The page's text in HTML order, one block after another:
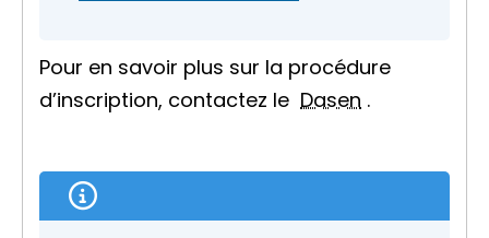
Pour en savoir plus sur la procédure
d’inscription, contactez le Dasen .